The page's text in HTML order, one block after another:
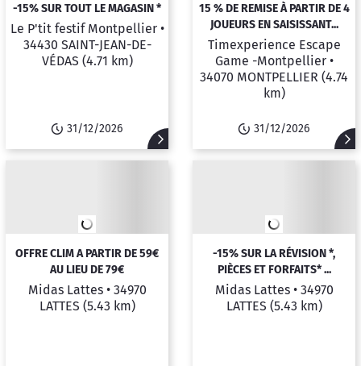
-15% SUR TOUT LE MAGASIN *
Le P'tit festif Montpellier •
34430 SAINT-JEAN-DE-
VÉDAS (4.71 km)
31/12/2026
15 % DE REMISE À PARTIR DE 4
JOUEURS EN SAISISSANT...
Timexperience Escape
Game -Montpellier •
34070 MONTPELLIER (4.74
km)
31/12/2026
OFFRE CLIM A PARTIR DE 59€
AU LIEU DE 79€
Midas Lattes • 34970
LATTES (5.43 km)
-15% SUR LA RÉVISION *,
PIÈCES ET FORFAITS* ...
Midas Lattes • 34970
LATTES (5.43 km)